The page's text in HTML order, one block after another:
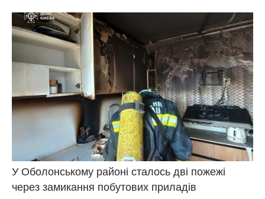
У Оболонському районі сталось дві пожежі
через замикання побутових приладів